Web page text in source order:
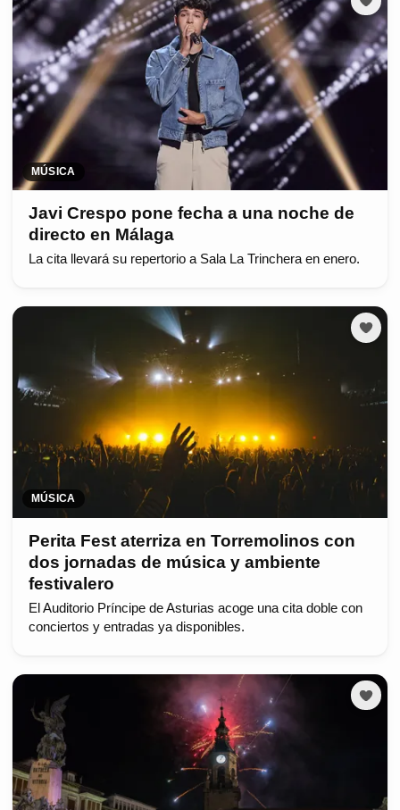
MÚSICA
Javi Crespo pone fecha a una noche de
directo en Málaga
La cita llevará su repertorio a Sala La Trinchera en enero.
MÚSICA
Perita Fest aterriza en Torremolinos con
dos jornadas de música y ambiente
festivalero
El Auditorio Príncipe de Asturias acoge una cita doble con
conciertos y entradas ya disponibles.